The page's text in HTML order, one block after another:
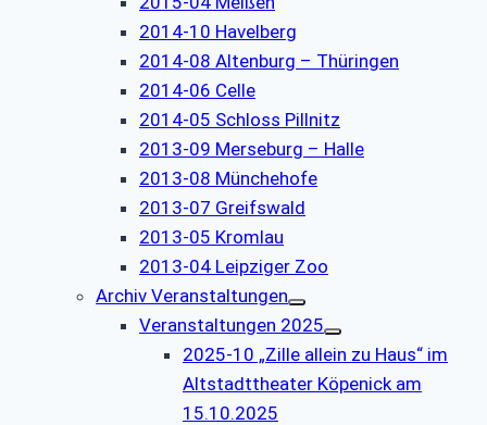
2014-10 Havelberg
2014-08 Altenburg – Thüringen
2014-06 Celle
2014-05 Schloss Pillnitz
2013-09 Merseburg – Halle
2013-08 Münchehofe
2013-07 Greifswald
2013-05 Kromlau
2013-04 Leipziger Zoo
Archiv Veranstaltungen
Veranstaltungen 2025
2025-10 „Zille allein zu Haus“ im
Altstadttheater Köpenick am
15.10.2025